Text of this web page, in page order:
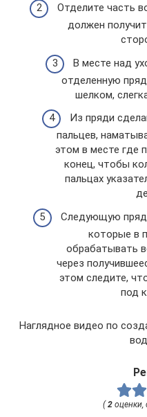
Отделите часть
должен
В месте над
отделенную
шелком,
Из пряди
пальцев,
этом в месте где
конец, чтобы
пальцах
Следующую
которые в
обрабатывать
через
этом следите,
под
Наглядное видео по
( 2 оценки,